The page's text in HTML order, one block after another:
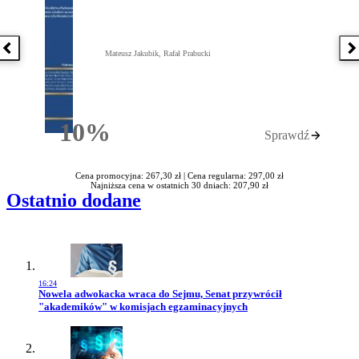
Poprzednia książka
10%Rabatu
Mateusz Jakubik, Rafał Prabucki
Sprawdź
Cena promocyjna: 267,30 zł | Cena regularna: 297,00 zł
Najniższa cena w ostatnich 30 dniach: 207,90 zł
Ostatnio dodane
16:24
Przejdź do artykułu:
Nowela adwokacka wraca do Sejmu, Senat przywrócił
"akademików" w komisjach egzaminacyjnych